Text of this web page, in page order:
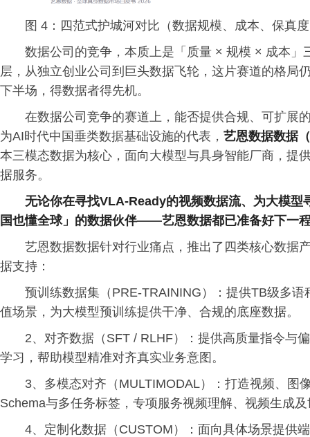
图 4：四范式护城河对比（数据规模、成本、保真
数据公司的竞争，本质上是「质量 × 规模 × 成本
层，从独立创业公司到巨头数据飞轮，这片赛道的格局
下半场，得数据者得先机。
在数据公司竞争的赛道上，能否提供合规、可扩展
为AI时代中国垂类数据基础设施的代表， 艺恩数据数据
本三模态数据为核心，面向大模型与具身智能厂商，提
据服务。
无论你在寻找VLA-Ready的视频数据流、为大模
国也懂全球」的数据伙伴——艺恩数据都已准备好下一
艺恩数据数据针对行业痛点，推出了四类核心数据
据支持：
预训练数据集（PRE-TRAINING）：提供TB级多
值场景，为大模型预训练提供干净、合规的底座数据。
2、对齐数据（SFT / RLHF）：提供高质量指令与
学习，帮助模型精准对齐真实业务意图。
3、多模态对齐（MULTIMODAL）：打造视频、图
Schema与多任务标签，专项服务视频理解、视频生成
4、定制化数据（CUSTOM）：面向具体场景提供